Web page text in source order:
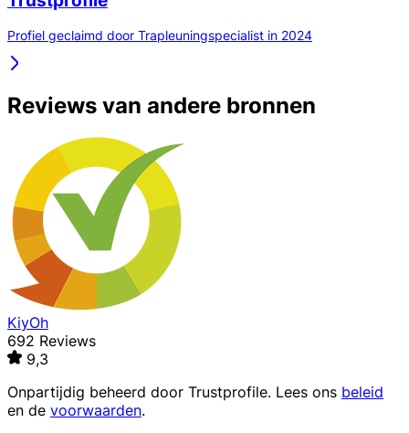
Profiel geclaimd door Trapleuningspecialist in 2024
Reviews van andere bronnen
KiyOh
692 Reviews
9,3
Onpartijdig beheerd door Trustprofile. Lees ons beleid
en de voorwaarden.